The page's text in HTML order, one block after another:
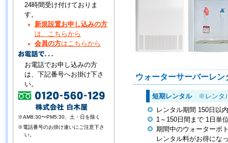
ウォーターサーバーレン
短期レンタル
※レンタ
レンタル期間 150日以
1～150日間まで 1日単
期間中のウォーターボ
レンタル料がお得にな
24時間受け付けておりま
す。
新規設置お申し込みの方
は、こちらから
会員の方はこちらから
お電話でお申し込みの方
は、下記番号へお掛け下さ
い。
※AM8:30〜PM5:30、土・日を除く
※電話番号のお掛け違いにご注意下さ
い。